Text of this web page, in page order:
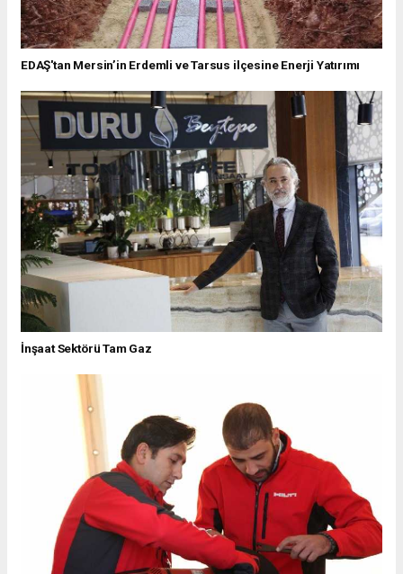
EDAŞ'tan Mersin’in Erdemli ve Tarsus ilçesine Enerji Yatırımı
İnşaat Sektörü Tam Gaz